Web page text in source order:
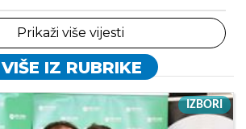
Prikaži više vijesti
VIŠE IZ RUBRIKE
IZBORI